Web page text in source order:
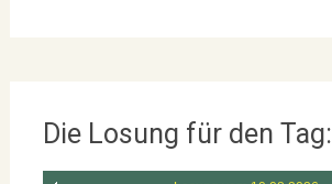
Die Losung für den Tag: